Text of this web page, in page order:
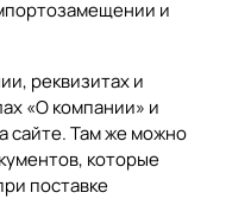
и
реквизитах и
«О компании» и
сайте. Там же можно
которые
поставке